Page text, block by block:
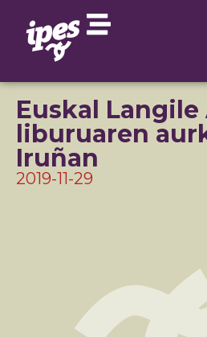
Euskal
liburuaren
Iruñan
2019-11-29